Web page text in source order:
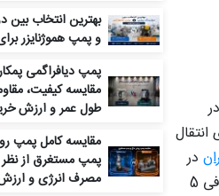
در
سایزها و ظرفیت‌های متفاوت، بسته به نوع کاربرد، مشخصات فنی و نیازهای بهره‌برداران انتخاب می‌شوند. در ادامه، به معرفی 5
بهترین انتخاب
و پمپ هموژنایزر
پمپ دیافراگمی
مقایسه کیفیت،
طول عمر و ارزش
مقایسه کامل پمپ
پمپ مستغرق از نظر
مصرف انرژی و